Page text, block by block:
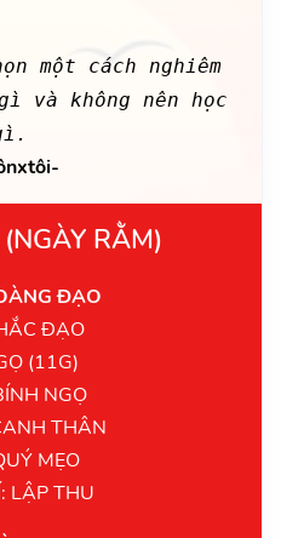
một cách nghiêm
và không nên học
RẰM)
ĐẠO
ĐẠO
(11G)
NGỌ
THÂN
MẸO
LẬP THU